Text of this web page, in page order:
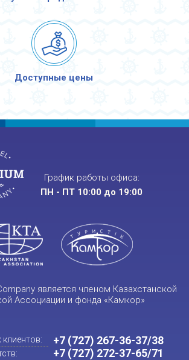
Доступные цены
График работы офиса:
ПН - ПТ 10:00 до 19:00
является членом Казахстанской
Ассоциации и фонда «Камкор»
+7 (727) 267-36-37/38
+7 (727) 272-37-65/71